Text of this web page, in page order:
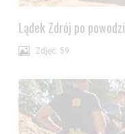
Lądek Zdrój po powodzi
Zdjęć: 59